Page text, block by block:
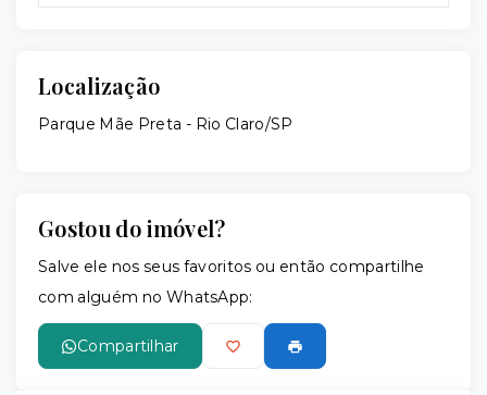
Localização
Parque Mãe Preta - Rio Claro/SP
Gostou do imóvel?
Salve ele nos seus favoritos ou então compartilhe
com alguém no WhatsApp:
Compartilhar